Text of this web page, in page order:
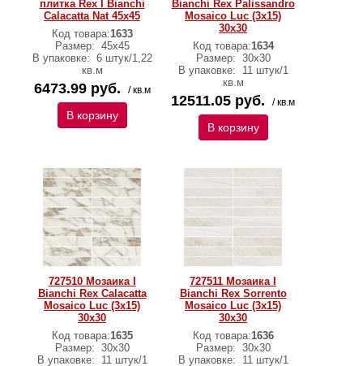
плитка Rex I Bianchi
Calacatta Nat 45x45
Код товара:1633
Размер: 45х45
В упаковке: 6 штук/1,22
кв.м
6473.99 руб. / кв.м
В корзину
Bianchi Rex Palissandro
Mosaico Luc (3x15)
30х30
Код товара:1634
Размер: 30х30
В упаковке:
11 штук/1
кв.м
12511.05 руб. / кв.м
В корзину
727510 Мозаика I
Bianchi Rex Calacatta
Mosaico Luc (3x15)
30х30
Код товара:1635
Размер: 30х30
В упаковке:
11 штук/1
727511 Мозаика I
Bianchi Rex Sorrento
Mosaico Luc (3x15)
30х30
Код товара:1636
Размер: 30х30
В упаковке:
11 штук/1